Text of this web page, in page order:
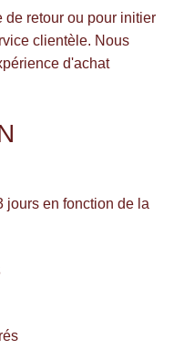
de retour ou pour initier
clientèle. Nous
d'achat
jours en fonction de la